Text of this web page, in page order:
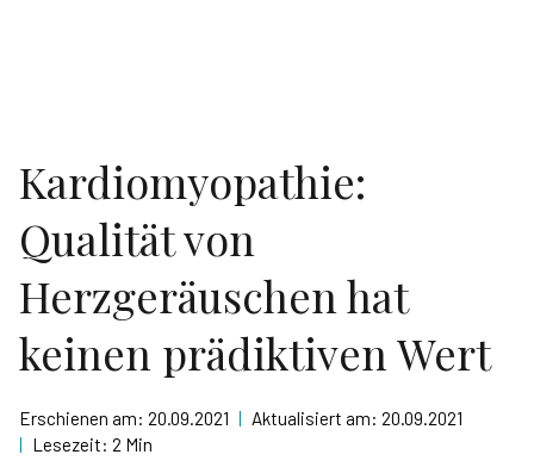
Kardiomyopathie:
Qualität von
Herzgeräuschen hat
keinen prädiktiven Wert
Erschienen am: 20.09.2021 | Aktualisiert am: 20.09.2021
| Lesezeit: 2 Min